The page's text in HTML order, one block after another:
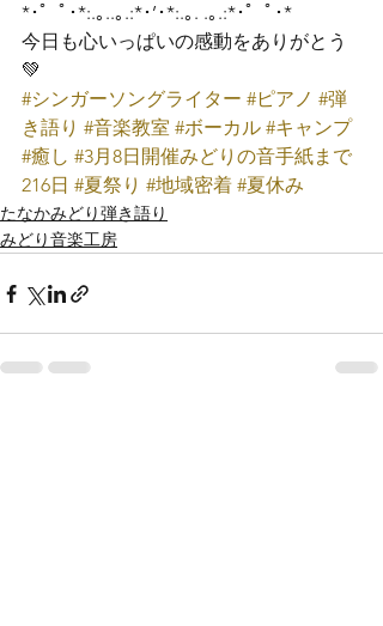
*･゜ﾟ･*:.｡..｡.:*･’･*:.｡. .｡.:*･゜ﾟ･*
今日も心いっぱいの感動をありがとう
💚
#シンガーソングライター #ピアノ #弾
き語り #音楽教室 #ボーカル #キャンプ
#癒し #3月8日開催みどりの音手紙まで
216日 #夏祭り #地域密着 #夏休み
たなかみどり弾き語り
みどり音楽工房